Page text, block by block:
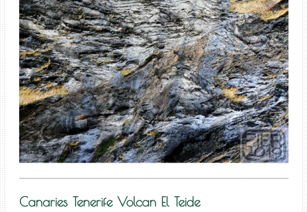
Canaries Tenerife Volcan El Teide